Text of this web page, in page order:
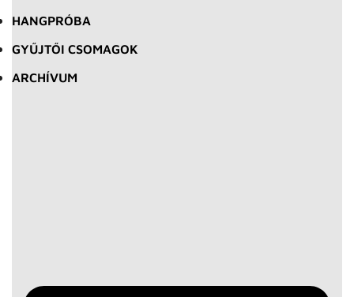
HANGPRÓBA
GYŰJTŐI CSOMAGOK
ARCHÍVUM